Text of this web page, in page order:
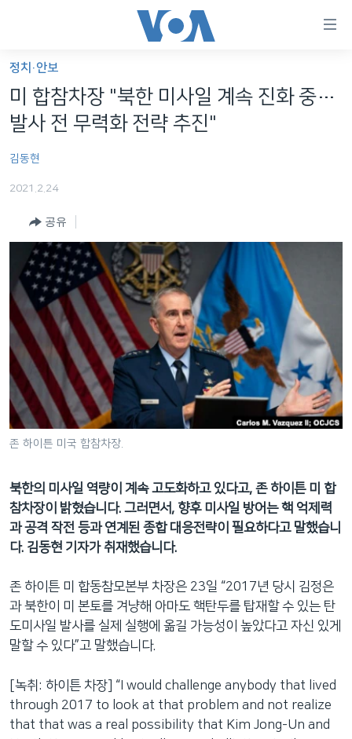
가
능
링
인
메
인
게
이
션
이
동
검
로
등
세계
라디오
프로그램
주파수 안내
언어 선택
정치·안보
미 합참차장 "북한 미사일 계속 진화 중…
발사 전 무력화 전략 추진"
김동현
2021.2.24
공유
존 하이튼 미국 합참차장.
북한의 미사일 역량이 계속 고도화하고 있다고, 존 하이튼 미 합
참차장이 밝혔습니다. 그러면서, 향후 미사일 방어는 핵 억제력
과 공격 작전 등과 연계된 종합 대응전략이 필요하다고 말했습니
다. 김동현 기자가 취재했습니다.
존 하이튼 미 합동참모본부 차장은 23일 “2017년 당시 김정은
과 북한이 미 본토를 겨냥해 아마도 핵탄두를 탑재할 수 있는 탄
도미사일 발사를 실제 실행에 옮길 가능성이 높았다고 자신 있게
말할 수 있다”고 말했습니다.
[녹취: 하이튼 차장] “I would challenge anybody that lived
through 2017 to look at that problem and not realize
that that was a real possibility that Kim Jong-Un and